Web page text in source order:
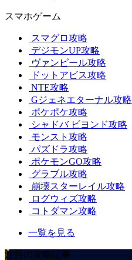
スマホゲーム
スマグロ攻略
デジモンUP攻略
ヴァンピール攻略
ドットアビス攻略
NTE攻略
Gジェネエターナル攻略
ポケポケ攻略
シャドバ ビヨンド攻略
モンスト攻略
パズドラ攻略
ポケモンGO攻略
グラブル攻略
崩壊スターレイル攻略
ログウィズ攻略
コトダマン攻略
一覧を見る
注目の攻略記事